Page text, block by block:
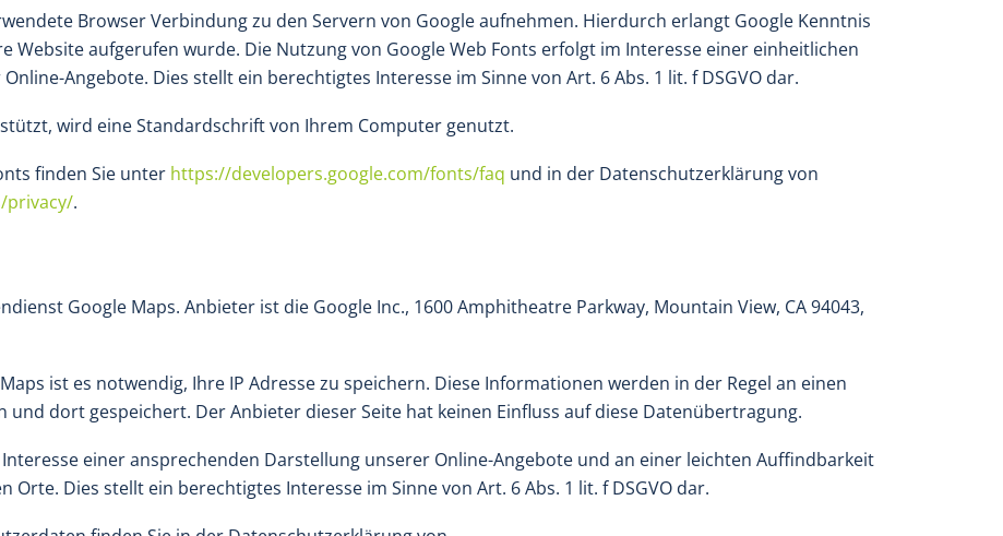
Browser Verbindung zu den Servern von Google aufnehmen. Hierdurch erlangt Google Kenntnis
Website aufgerufen wurde. Die Nutzung von Google Web Fonts erfolgt im Interesse einer einheitlichen
Angebote. Dies stellt ein berechtigtes Interesse im Sinne von Art. 6 Abs. 1 lit. f DSGVO dar.
wird eine Standardschrift von Ihrem Computer genutzt.
finden Sie unter https://developers.google.com/fonts/faq und in der Datenschutzerklärung von
privacy/.
Google Maps. Anbieter ist die Google Inc., 1600 Amphitheatre Parkway, Mountain View, CA 94043,
ist es notwendig, Ihre IP Adresse zu speichern. Diese Informationen werden in der Regel an einen
und dort gespeichert. Der Anbieter dieser Seite hat keinen Einfluss auf diese Datenübertragung.
einer ansprechenden Darstellung unserer Online-Angebote und an einer leichten Auffindbarkeit
Orte. Dies stellt ein berechtigtes Interesse im Sinne von Art. 6 Abs. 1 lit. f DSGVO dar.